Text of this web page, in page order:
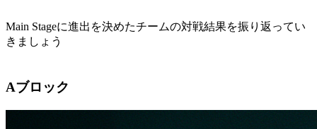
Main Stageに進出を決めたチームの対戦結果を振り返ってい
きましょう
Aブロック